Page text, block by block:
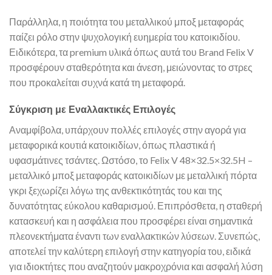
Παράλληλα, η ποιότητα του μεταλλικού μποξ μεταφοράς
παίζει ρόλο στην ψυχολογική ευημερία του κατοικιδίου.
Ειδικότερα, τα premium υλικά όπως αυτά του Brand Felix V
προσφέρουν σταθερότητα και άνεση, μειώνοντας το στρες
που προκαλείται συχνά κατά τη μεταφορά.
Σύγκριση με Εναλλακτικές Επιλογές
Αναμφίβολα, υπάρχουν πολλές επιλογές στην αγορά για
μεταφορικά κουτιά κατοικιδίων, όπως πλαστικά ή
υφασμάτινες τσάντες. Ωστόσο, το Felix V 48×32.5×32.5H –
μεταλλικό μποξ μεταφοράς κατοικιδίων με μεταλλική πόρτα
γκρι ξεχωρίζει λόγω της ανθεκτικότητάς του και της
δυνατότητας εύκολου καθαρισμού. Επιπρόσθετα, η σταθερή
κατασκευή και η ασφάλεια που προσφέρει είναι σημαντικά
πλεονεκτήματα έναντι των εναλλακτικών λύσεων. Συνεπώς,
αποτελεί την καλύτερη επιλογή στην κατηγορία του, ειδικά
για ιδιοκτήτες που αναζητούν μακροχρόνια και ασφαλή λύση